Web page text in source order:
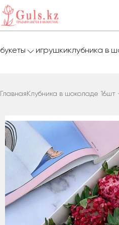
букеты игрушкиклубника в
Главная Клубника в шоколаде 16шт